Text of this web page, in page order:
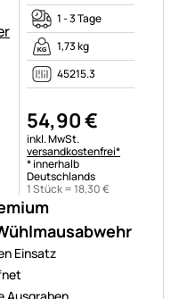
Einsatz
1 - 3 Tage
1,73 kg
45215.3
54,90€
Steuerhinweis:
inkl. MwSt.
versandkostenfrei*
* innerhalb
Deutschlands
1 Stück =18,30€